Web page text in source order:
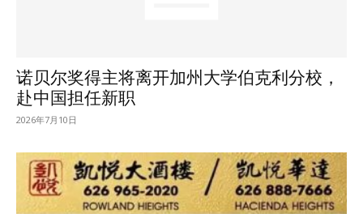
诺贝尔奖得主将离开加州大学伯克利分校，
赴中国担任新职
2026年7月10日